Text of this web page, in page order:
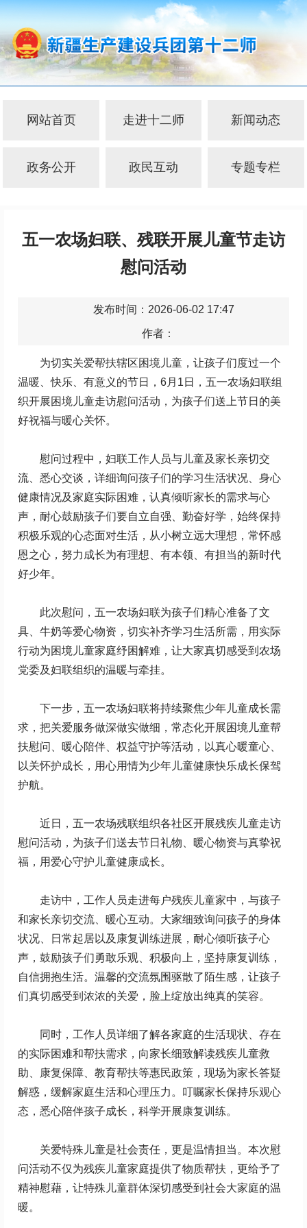
网站首页 走进十二师 新闻动态
政务公开 政民互动 专题专栏
五一农场妇联、残联开展儿童节走访
慰问活动
发布时间：2026-06-02 17:47
作者：
为切实关爱帮扶辖区困境儿童，让孩子们度过一个
温暖、快乐、有意义的节日， 6月1日，五一农场妇联组
织开展困境儿童走访慰问活动，为孩子们送上节日的美
好祝福与暖心关怀。
慰问过程中，妇联工作人员与儿童及家长亲切交
流、悉心交谈，详细询问孩子们的学习生活状况、身心
健康情况及家庭实际困难，认真倾听家长的需求与心
声 ， 耐心鼓励孩子们要自立自强、勤奋好学，始终保持
积极乐观的心态面对生活，从小树立远大理想，常怀感
恩之心，努力成长为有理想、有本领、有担当的新时代
好少年。
此次慰问，五一农场妇联为孩子们精心准备了文
具、牛奶等爱心物资，切实补齐学习生活所需，用实际
行动为困境儿童家庭纾困解难，让大家真切感受到农场
党委及妇联组织的温暖与牵挂。
下一步，五一农场妇联将持续聚焦少年儿童成长需
求，把关爱服务做深做实做细，常态化开展困境儿童帮
扶慰问、暖心陪伴、权益守护等活动，以真心暖童心、
以关怀护成长，用心用情为少年儿童健康快乐成长保驾
护航。
近日，五一农场残联组织各社区开展残疾儿童走访
慰问活动，为孩子们送去节日礼物、暖心物资与真挚祝
福，用爱心守护儿童健康成长。
走访中，工作人员走进每户残疾儿童家中，与孩子
和家长亲切交流、暖心互动。大家细致询问孩子的身体
状况、日常起居以及康复训练进展，耐心倾听孩子心
声，鼓励孩子们勇敢乐观、积极向上，坚持康复训练，
自信拥抱生活。温馨的交流氛围驱散了陌生感，让孩子
们真切感受到浓浓的关爱，脸上绽放出纯真的笑容。
同时，工作人员详细了解各家庭的生活现状、存在
的实际困难和帮扶需求，向家长细致解读残疾儿童救
助、康复保障、教育帮扶等惠民政策，现场为家长答疑
解惑，缓解家庭生活和心理压力。叮嘱家长保持乐观心
态，悉心陪伴孩子成长，科学开展康复训练。
关爱特殊儿童是社会责任，更是温情担当。本次慰
问活动不仅为残疾儿童家庭提供了物质帮扶，更给予了
精神慰藉，让特殊儿童群体深切感受到社会大家庭的温
暖。